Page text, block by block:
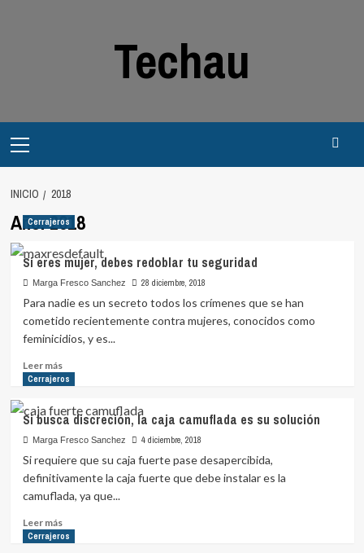
Techau
principal
INICIO 2018
Año:2018
Cerrajeros
Si eres mujer, debes redoblar tu seguridad
Marga Fresco Sanchez 28 diciembre, 2018
Para nadie es un secreto todos los crímenes que se han
cometido recientemente contra mujeres, conocidos como
feminicidios, y es...
Leer másLeer
más
Si
eres
mujer,
debes
seguridad
Cerrajeros
Si busca discreción, la caja camuflada es su solución
Marga Fresco Sanchez 4 diciembre, 2018
Si requiere que su caja fuerte pase desapercibida,
definitivamente la caja fuerte que debe instalar es la
camuflada, ya que...
Leer másLeer
más
Cerrajeros